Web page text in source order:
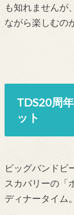
も知れませんが
ながら楽しむの
TDS20周
ット
ビッグバンドビ
スカバリーの「
ディナータイム。